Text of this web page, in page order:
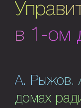
в 1-ом
А. Рыжов.
домах